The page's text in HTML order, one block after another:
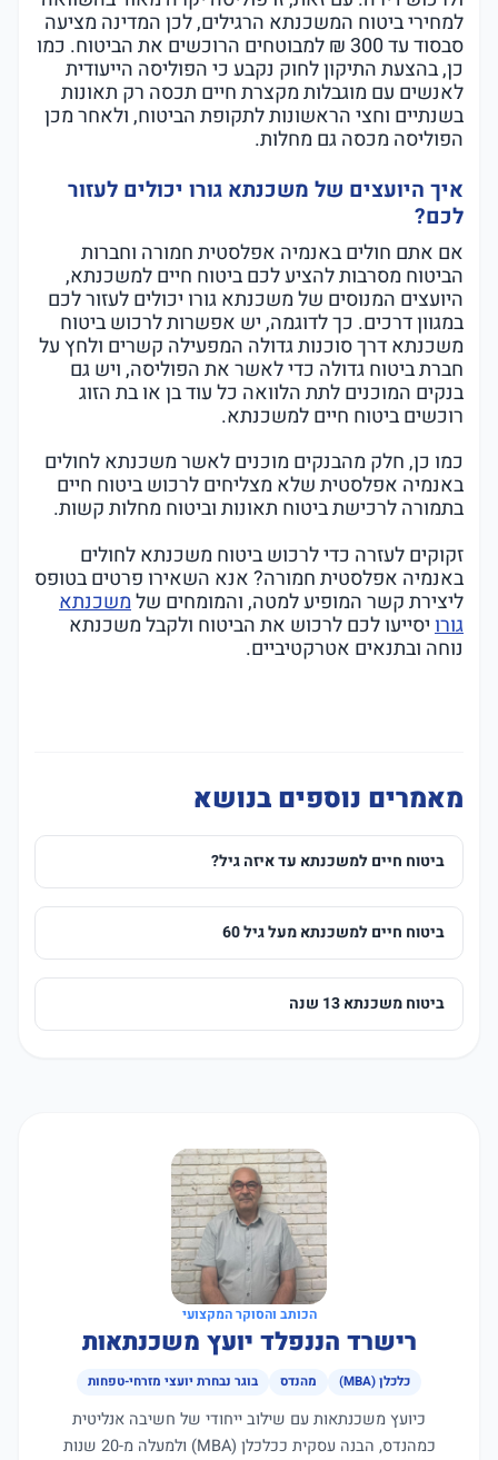
למחירי ביטוח המשכנתא הרגילים, לכן המדינה מציעה
סבסוד עד 300 ₪ למבוטחים הרוכשים את הביטוח. כמו
כן, בהצעת התיקון לחוק נקבע כי הפוליסה הייעודית
לאנשים עם מוגבלות מקצרת חיים תכסה רק תאונות
בשנתיים וחצי הראשונות לתקופת הביטוח, ולאחר מכן
הפוליסה מכסה גם מחלות.
איך היועצים של משכנתא גורו יכולים לעזור
לכם?
אם אתם חולים באנמיה אפלסטית חמורה וחברות
הביטוח מסרבות להציע לכם ביטוח חיים למשכנתא,
היועצים המנוסים של משכנתא גורו יכולים לעזור לכם
במגוון דרכים. כך לדוגמה, יש אפשרות לרכוש ביטוח
משכנתא דרך סוכנות גדולה המפעילה קשרים ולחץ על
חברת ביטוח גדולה כדי לאשר את הפוליסה, ויש גם
בנקים המוכנים לתת הלוואה כל עוד בן או בת הזוג
רוכשים ביטוח חיים למשכנתא.
כמו כן, חלק מהבנקים מוכנים לאשר משכנתא לחולים
באנמיה אפלסטית שלא מצליחים לרכוש ביטוח חיים
בתמורה לרכישת ביטוח תאונות וביטוח מחלות קשות.
זקוקים לעזרה כדי לרכוש ביטוח משכנתא לחולים
באנמיה אפלסטית חמורה? אנא השאירו פרטים בטופס
ליצירת קשר המופיע למטה, והמומחים שלמשכנתא
גורויסייעו לכם לרכוש את הביטוח ולקבל משכנתא
נוחה ובתנאים אטרקטיביים.
מאמרים נוספים בנושא
ביטוח חיים למשכנתא עד איזה גיל?
ביטוח חיים למשכנתא מעל גיל 60
ביטוח משכנתא 13 שנה
הכותב והסוקר המקצועי
רישרד הננפלד יועץ משכנתאות
כלכלן (MBA) מהנדס בוגר נבחרת יועצי מזרחי-טפחות
כיועץ משכנתאות עם שילוב ייחודי של חשיבה אנליטית
כמהנדס, הבנה עסקית ככלכלן (MBA) ולמעלה מ-20 שנות